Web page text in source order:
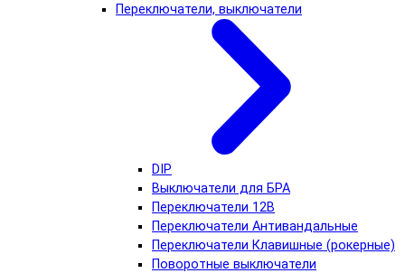
Переключатели, выключатели
DIP
Выключатели для БРА
Переключатели 12В
Переключатели Антивандальные
Переключатели Клавишные (рокерные)
Поворотные выключатели